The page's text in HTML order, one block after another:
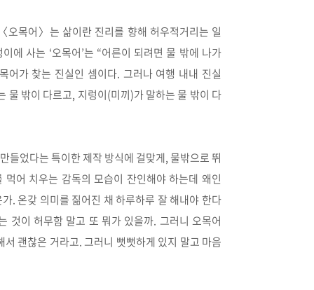
오목어〉는 삶이란 진리를 향해 허우적거리는 일
에 사는 ‘오목어’는 “어른이 되려면 물 밖에 나가
어가 찾는 진실인 셈이다. 그러나 여행 내내 진실
물 밖이 다르고, 지렁이(미끼)가 말하는 물 밖이 다
들었다는 특이한 제작 방식에 걸맞게, 물밖으로 뛰
어 치우는 감독의 모습이 잔인해야 하는데 왜인
. 온갖 의미를 짊어진 채 하루하루 잘 해내야 한다
것이 허무함 말고 또 뭐가 있을까. 그러니 오목어
괜찮은 거라고. 그러니 뻣뻣하게 있지 말고 마음